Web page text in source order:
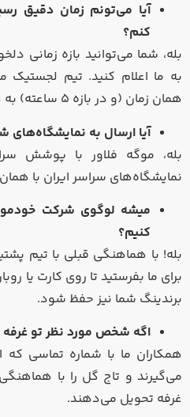
آیا می‌تونم زمان دقیق
کنم؟
بله، شما می‌توانید بازه زمانی
به ما اعلام کنید. تیم
همان زمان (و در بازه ۵ ساعته) به دست غرفه‌دار برسد.
آیا ارسال به
بله، موگه فلاور با پوشش
نمایشگاه‌های سراسر ایران با
میشه لوگوی شرکت
کنیم؟
بله! با هماهنگی قبلی با تیم
برای ما بفرستید تا روی کارت یا
برندینگ شما نیز حفظ شود.
اگه شخص مورد نظر تو غرفه
همکاران ما با شماره تماسی که
می‌گیرند و تاج گل را با
غرفه تحویل می‌دهند.